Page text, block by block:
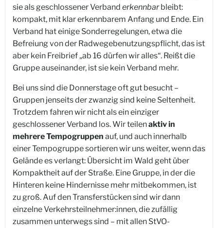
sie als geschlossener Verband erkennbarbleibt:
kompakt, mit klar erkennbarem Anfang und Ende. Ein
Verband hat einige Sonderregelungen, etwa die
Befreiung von der Radwegebenutzungspflicht, das ist
aber kein Freibrief „ab 16 dürfen wir alles“. Reißt die
Gruppe auseinander, ist sie kein Verband mehr.
Bei uns sind die Donnerstage oft gut besucht –
Gruppen jenseits der zwanzig sind keine Seltenheit.
Trotzdem fahren wir nicht als ein einziger
geschlossener Verband los. Wir teilenaktiv in
mehrere Tempogruppen auf, und auch innerhalb
einer Tempogruppe sortieren wir uns weiter, wenn das
Gelände es verlangt: Übersicht im Wald geht über
Kompaktheit auf der Straße. Eine Gruppe, in der die
Hinteren keine Hindernisse mehr mitbekommen, ist
zu groß. Auf den Transferstücken sind wir dann
einzelne Verkehrsteilnehmer:innen, die zufällig
zusammen unterwegs sind – mit allen StVO-